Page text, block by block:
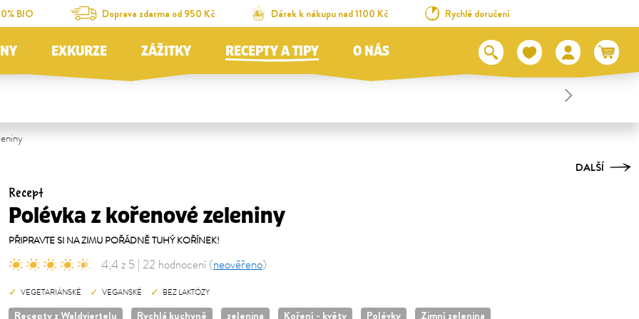
BIO Doprava zdarma od 950 Kč Dárek k nákupu nad 1100 Kč Rychlé doručení
EXKURZE ZÁŽITKY RECEPTY A TIPY O NÁS
DALŠÍ
Recept
Polévka z kořenové zeleniny
PŘIPRAVTE SI NA ZIMU POŘÁDNĚ TUHÝ KOŘÍNEK!
4,4 z 5 | 22 hodnocení (neověřeno)
VEGETARIÁNSKÉ VEGANSKÉ BEZ LAKTÓZY
Recepty z Waldviertelu Rychlá kuchyně zelenina Koření - květy Polévky Zimní zelenina